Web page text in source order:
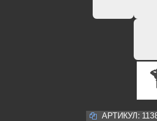
АРТИКУЛ: